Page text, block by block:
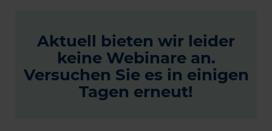
Aktuell bieten wir leider
keine Webinare an.
Versuchen Sie es in einigen
Tagen erneut!